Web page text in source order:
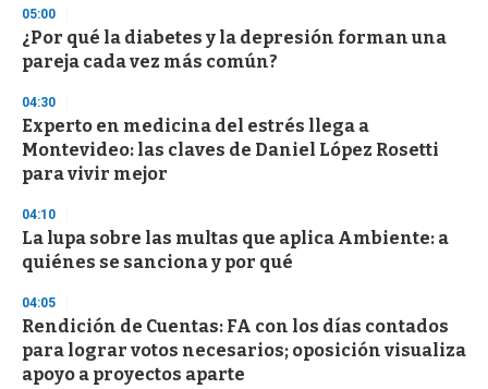
05:00
¿Por qué la diabetes y la depresión forman una
pareja cada vez más común?
04:30
Experto en medicina del estrés llega a
Montevideo: las claves de Daniel López Rosetti
para vivir mejor
04:10
La lupa sobre las multas que aplica Ambiente: a
quiénes se sanciona y por qué
04:05
Rendición de Cuentas: FA con los días contados
para lograr votos necesarios; oposición visualiza
apoyo a proyectos aparte